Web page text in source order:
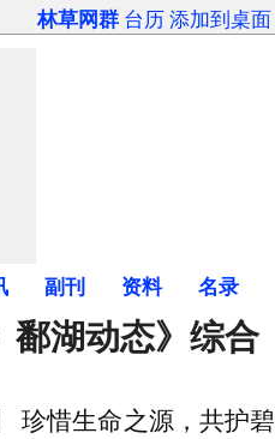
林草网群 台历 添加到桌面
副刊 资料 名录
鄱湖动态》综合
珍惜生命之源，共护碧